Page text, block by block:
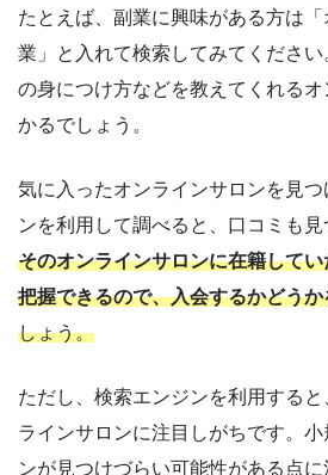
たとえば、副業に興味がある方は「
業」と入れて検索してみてくださ
の身につけ方などを教えてくれる
かるでしょう。
気に入ったオンラインサロンを見
ンを利用して調べると、口コミも見
そのオンラインサロンに在籍して
把握できるので、入会するかどう
しょう。
ただし、検索エンジンを利用する
ラインサロンに注目しがちです。
ンが見つけづらい可能性がある点に